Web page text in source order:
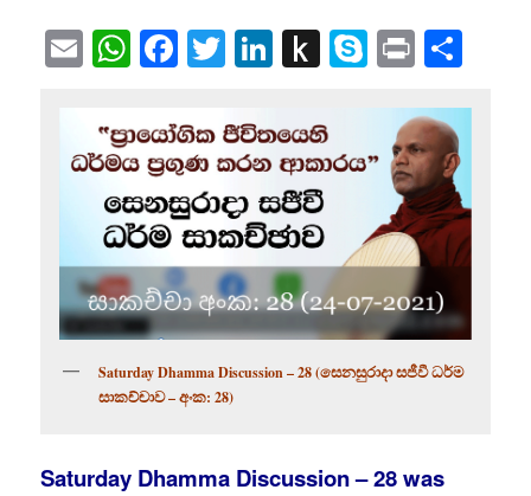
EmailWhatsApp
Facebook
Twitter
LinkedIn
Push
Kindle
Skype
Print
Saturday Dhamma Discussion – 28 (සෙනසුරාදා සජීවී ධර්ම
සාකච්චාව–අංක: 28)
Saturday Dhamma Discussion – 28was